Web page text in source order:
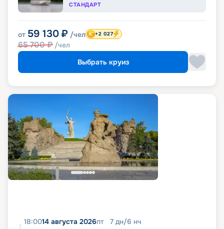
СТАНДАРТ
от 59 130 ₽ /чел
65 700₽ /чел
+2 027
Выбрать круиз
18:0014 августа 2026пт 7 дн/6 нч